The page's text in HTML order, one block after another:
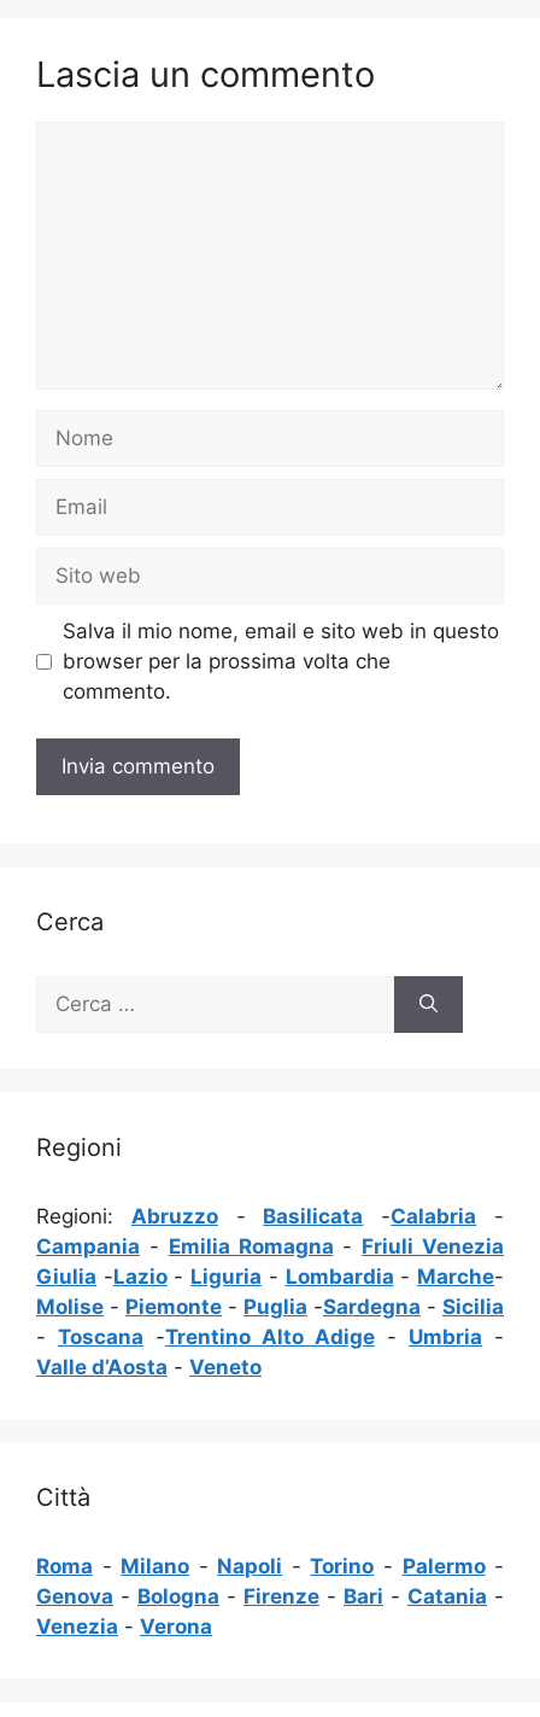
Lascia un commento
Nome
Email
Sito
web
Salva il mio nome, email e sito web in questo
browser per la prossima volta che
commento.
Cerca
per:
Regioni
Regioni: Abruzzo- Basilicata -Calabria -
Campania - Emilia Romagna - Friuli Venezia
Giulia -Lazio- Liguria - Lombardia - Marche-
Molise - Piemonte - Puglia -Sardegna - Sicilia
- Toscana -Trentino Alto Adige - Umbria -
Valle d’Aosta - Veneto
Città
Roma - Milano - Napoli -Torino - Palermo-
Genova - Bologna - Firenze - Bari - Catania -
Venezia - Verona